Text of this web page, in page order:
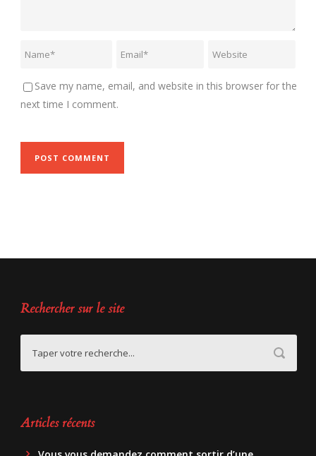
Save my name, email, and website in this browser for the
next time I comment.
Rechercher sur le site
Articles récents